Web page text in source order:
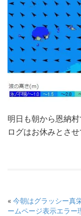
明日も朝から恩納
ログはお休みとさせ
« 今朝はグラッシー真
ームページ表示エラー